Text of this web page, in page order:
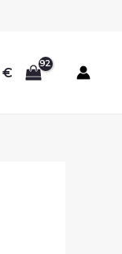
€